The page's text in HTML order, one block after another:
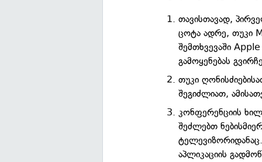
თავისთავად,
ცოტა ადრე, თუკი
შემთხვევაში
გამოყენებას
თუკი
შეგიძლიათ,
კონფერენციის
შეძლებთ
აპლიკაციის